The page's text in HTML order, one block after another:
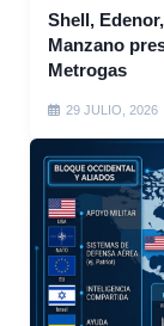
Shell,
Manzano
Metrogas
29 JULIO, 2026